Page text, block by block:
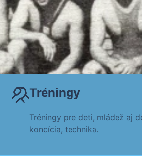
Tréningy
Tréningy pre deti, mládež aj
kondícia, technika.